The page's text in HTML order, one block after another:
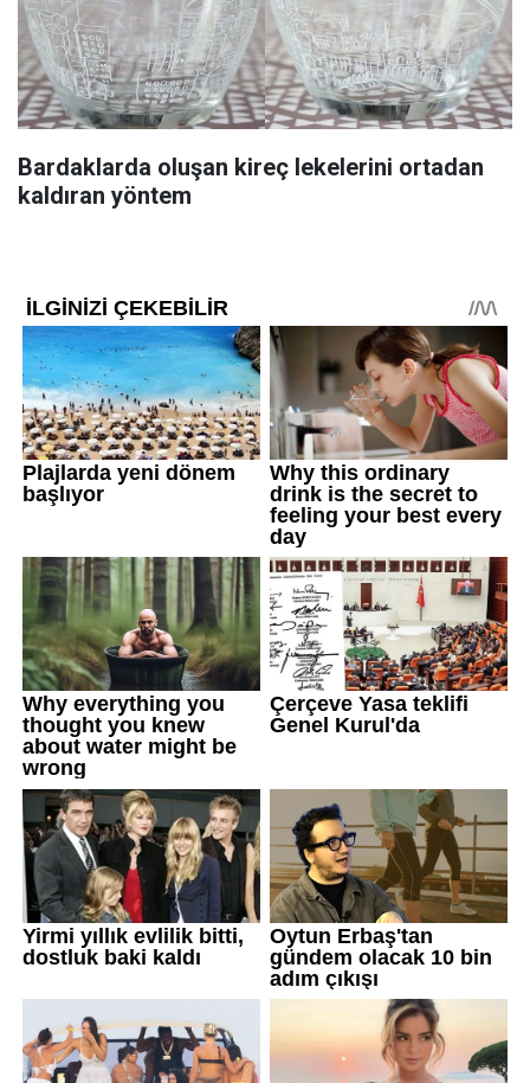
Bardaklarda oluşan kireç lekelerini ortadan
kaldıran yöntem